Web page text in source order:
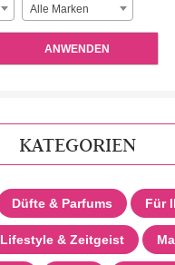
Alle Marken
ANWENDEN
KATEGORIEN
Düfte & Parfums Für
Lifestyle & Zeitgeist